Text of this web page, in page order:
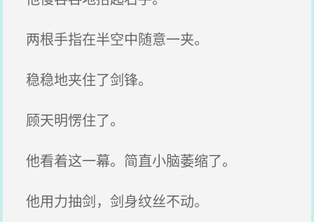
两根手指在半空中随意一夹。
稳稳地夹住了剑锋。
顾天明愣住了。
他看着这一幕。简直小脑萎缩了。
他用力抽剑，剑身纹丝不动。